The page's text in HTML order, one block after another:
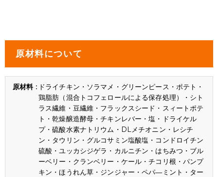
原材料について
ドライチキン・ソラマメ・グリーンピース・ポテト・
鶏脂肪（混合トコフェロールによる保存処理）・シト
ラス繊維・豆繊維・フラックスシード・スィートポテ
ト・乾燥醸造酵母・チキンレバー・塩・ドライケル
プ・硫酸水素ナトリウム・DLメチオニン・レシチ
ン・タウリン・グルコサミン塩酸塩・コンドロイチン
硫酸・ユッカシジゲラ・カルニチン・はちみつ・ブル
ーベリー・クランベリー・ケール・チコリ根・パンプ
キン・ほうれん草・ジンジャー・ペパ―ミント・ター